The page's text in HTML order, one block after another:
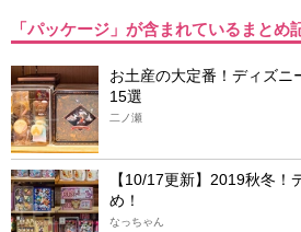
「パッケージ」が含まれているまとめ
お土産の大定番！ディズニ
15選
二ノ瀬
【10/17更新】2019秋冬！
め！
なっちゃん